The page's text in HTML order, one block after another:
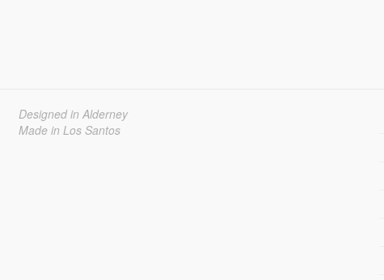
Designed in Alderney
Made in Los Santos